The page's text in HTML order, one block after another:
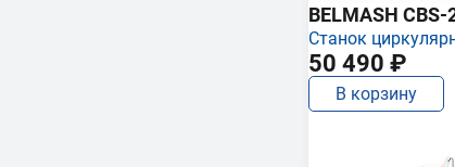
BELMASH CBS-
Станок
50 490 ₽
В корзину